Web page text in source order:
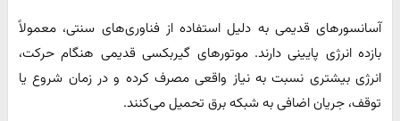
آسانسورهای قدیمی به دلیل استفاده از فناوری‌های سنتی، معمولاً
بازده انرژی پایینی دارند. موتورهای گیربکسی قدیمی هنگام حرکت،
انرژی بیشتری نسبت به نیاز واقعی مصرف کرده و در زمان شروع یا
توقف، جریان اضافی به شبکه برق تحمیل می‌کنند.